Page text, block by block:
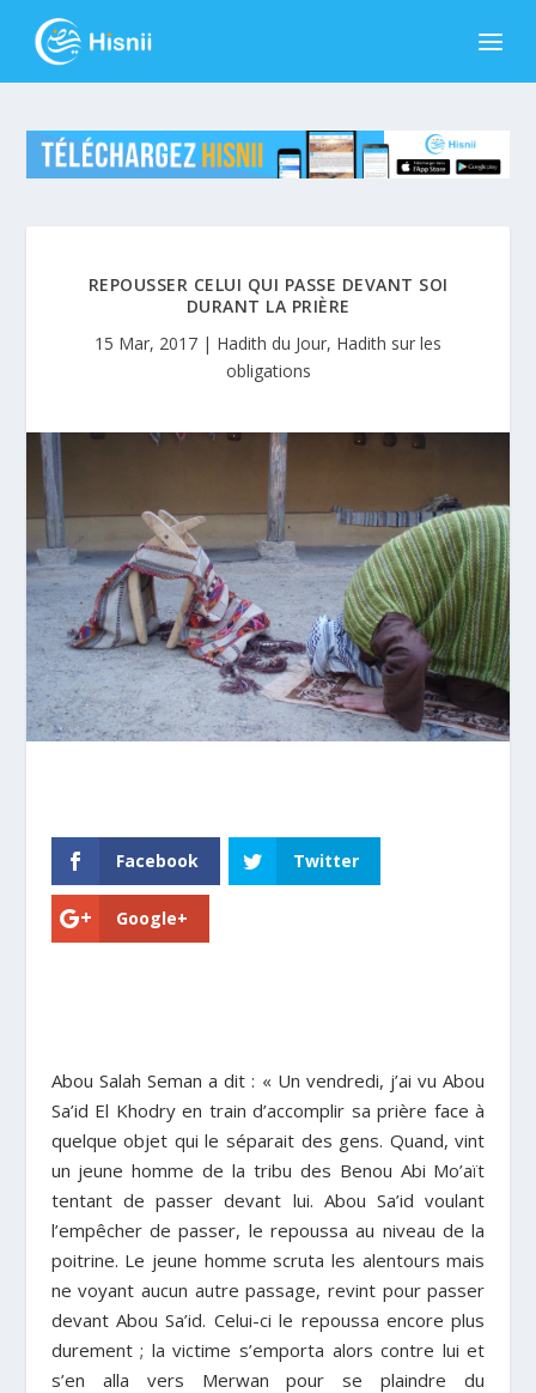
REPOUSSER CELUI QUI PASSE DEVANT SOI
DURANT LA PRIÈRE
15 Mar, 2017 | Hadith du Jour, Hadith sur les
obligations
Facebook Twitter
Google+
Abou Salah Seman a dit : « Un vendredi, j’ai vu Abou
Sa’id El Khodry en train d’accomplir sa prière face à
quelque objet qui le séparait des gens. Quand, vint
un jeune homme de la tribu des Benou Abi Mo’aït
tentant de passer devant lui. Abou Sa’id voulant
l’empêcher de passer, le repoussa au niveau de la
poitrine. Le jeune homme scruta les alentours mais
ne voyant aucun autre passage, revint pour passer
devant Abou Sa’id. Celui-ci le repoussa encore plus
durement ; la victime s’emporta alors contre lui et
s’en alla vers Merwan pour se plaindre du